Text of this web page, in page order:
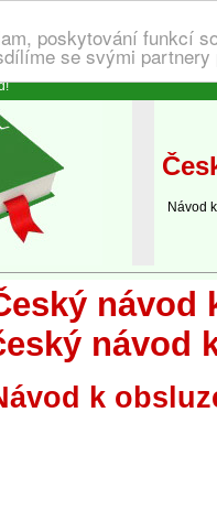
poskytování funkcí
se svými
Návod k
návod
návod
k